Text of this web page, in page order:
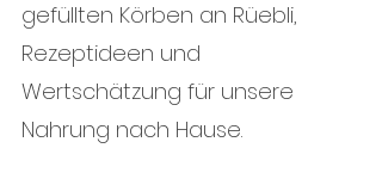
gefüllten Körben an Rüebli,
Rezeptideen und
Wertschätzung für unsere
Nahrung nach Hause.